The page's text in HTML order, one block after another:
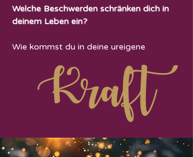
Welche Beschwerden schränken dich in
deinem Leben ein?
Wie kommst du in deine ureigene
Kraft